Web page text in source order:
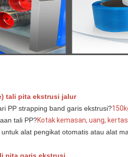
tali pita ekstrusi jalur
PP strapping band garis ekstrusi?
tali PP?Kotak kemasan, uang,
alat pengikat otomatis atau alat